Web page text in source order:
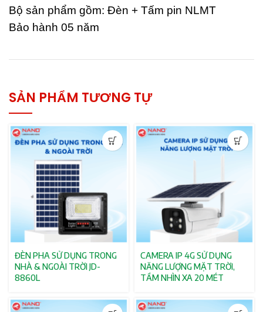
Bộ sản phẩm gồm: Đèn + Tấm pin NLMT
Bảo hành 05 năm
SẢN PHẨM TƯƠNG TỰ
ĐÈN PHA SỬ DỤNG TRONG
NHÀ & NGOÀI TRỜI JD-
8860L
CAMERA IP 4G SỬ DỤNG
NĂNG LƯỢNG MẶT TRỜI,
TẦM NHÌN XA 20 MÉT